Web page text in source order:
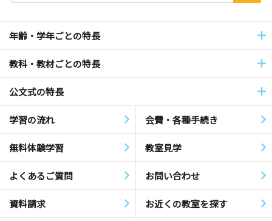
年齢・学年ごとの特長
教科・教材ごとの特長
公文式の特長
学習の流れ 会費・各種手続き
無料体験学習 教室見学
よくあるご質問 お問い合わせ
資料請求 お近くの教室を探す